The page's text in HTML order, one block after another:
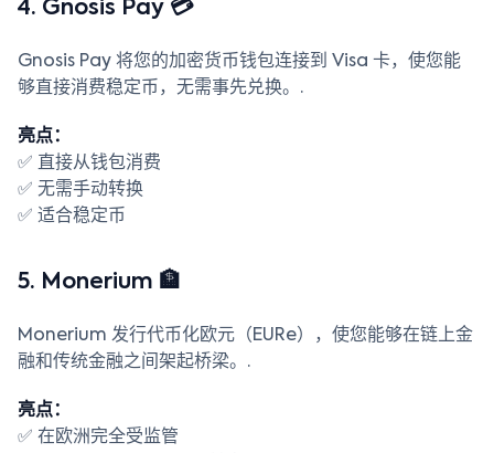
4. Gnosis Pay 💳
Gnosis Pay 将您的加密货币钱包连接到 Visa 卡，使您能
够直接消费稳定币，无需事先兑换。.
亮点：
✅ 直接从钱包消费
✅ 无需手动转换
✅ 适合稳定币
5. Monerium 🏦
Monerium 发行代币化欧元（EURe），使您能够在链上金
融和传统金融之间架起桥梁。.
亮点：
✅ 在欧洲完全受监管